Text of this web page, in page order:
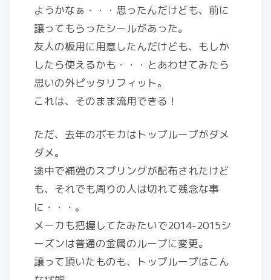
ようかなぁ・・・思ったんだけども、前に
譲ってもらったシールがあった。
友人の板用に用意したんだけども、もしか
したら使えるかも・・・とあわせてみたら
思いの外ピッタリフィット。
これは、そのまま流用できる！
ただ、去年のポモカはトップループがダメ
ダメ。
途中で補強のスプリングが配布されたけど
も、それでも周りの人は切れて残念な事
に・・・。
メーカも把握してたみたいで2014-2015シ
ーズンは普通の金属のループに変更。
譲って頂いたものも、トップループはこん